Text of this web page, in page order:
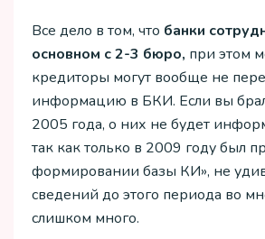
Все дело в том, что банки
основном с 2-3 бюро, при этом
кредиторы могут вообще не
информацию в БКИ. Если вы
2005 года, о них не будет
так как только в 2009 году был
формировании базы КИ», не
сведений до этого периода во
слишком много.